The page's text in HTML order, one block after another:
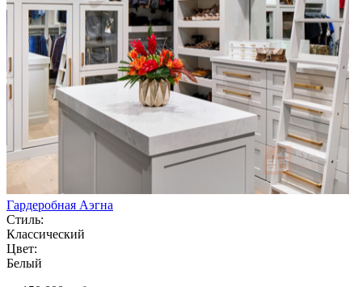
Гардеробная Аэгна
Стиль:
Классический
Цвет:
Белый